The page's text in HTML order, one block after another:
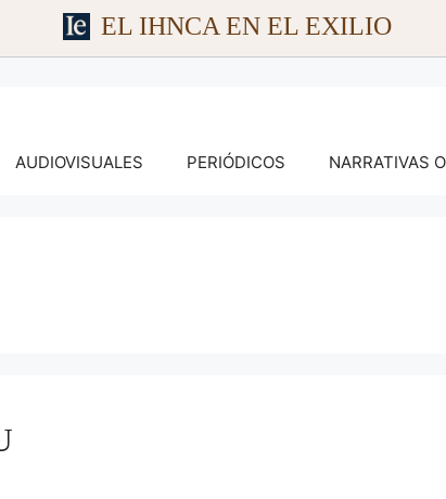
EL IHNCA EN EL EXILIO
AUDIOVISUALES PERIÓDICOS NARRATIVAS